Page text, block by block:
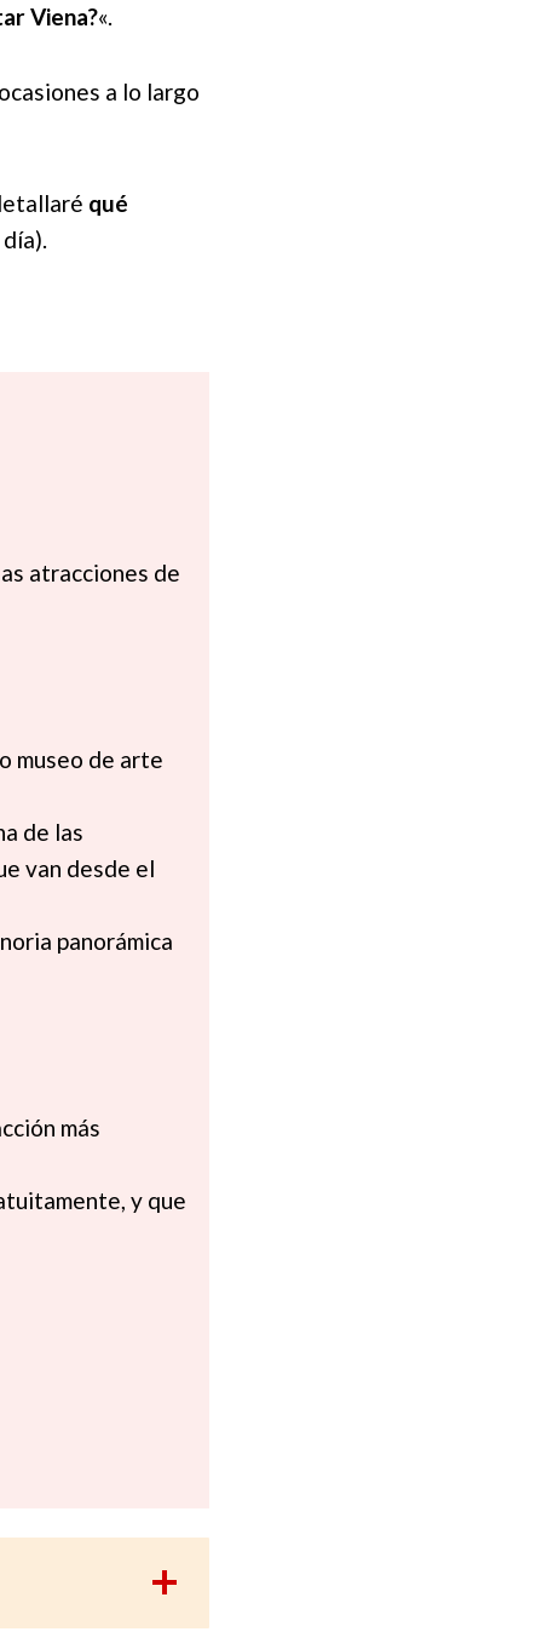
Viena?«.
a lo largo
qué
atracciones de
museo de arte
de las
van desde el
panorámica
más
y que